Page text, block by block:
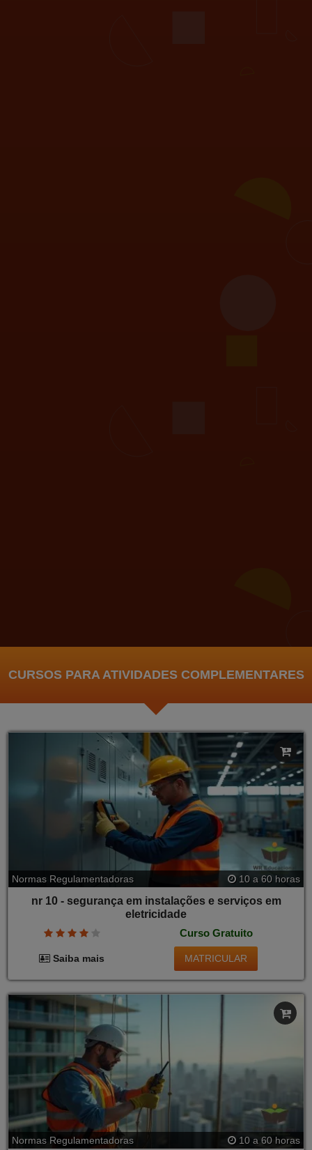
CURSOS PARA ATIVIDADES COMPLEMENTARES
Normas Regulamentadoras 10 a 60 horas
nr 10 - segurança em instalações e serviços em
eletricidade
Curso Gratuito
Saiba mais MATRICULAR
Normas Regulamentadoras 10 a 60 horas